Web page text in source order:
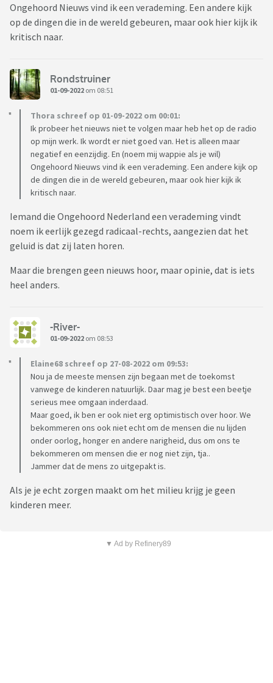
Ongehoord Nieuws vind ik een verademing. Een andere kijk
op de dingen die in de wereld gebeuren, maar ook hier kijk ik
kritisch naar.
Rondstruiner
01-09-2022 om 08:51
Thora schreef op 01-09-2022 om 00:01:
Ik probeer het nieuws niet te volgen maar heb het op de radio
op mijn werk. Ik wordt er niet goed van. Het is alleen maar
negatief en eenzijdig. En (noem mij wappie als je wil)
Ongehoord Nieuws vind ik een verademing. Een andere kijk op
de dingen die in de wereld gebeuren, maar ook hier kijk ik
kritisch naar.
Iemand die Ongehoord Nederland een verademing vindt
noem ik eerlijk gezegd radicaal-rechts, aangezien dat het
geluid is dat zij laten horen.
Maar die brengen geen nieuws hoor, maar opinie, dat is iets
heel anders.
-River-
01-09-2022 om 08:53
Elaine68 schreef op 27-08-2022 om 09:53:
Nou ja de meeste mensen zijn begaan met de toekomst
vanwege de kinderen natuurlijk. Daar mag je best een beetje
serieus mee omgaan inderdaad.
Maar goed, ik ben er ook niet erg optimistisch over hoor. We
bekommeren ons ook niet echt om de mensen die nu lijden
onder oorlog, honger en andere narigheid, dus om ons te
bekommeren om mensen die er nog niet zijn, tja..
Jammer dat de mens zo uitgepakt is.
Als je je echt zorgen maakt om het milieu krijg je geen
kinderen meer.
▼ Ad by Refinery89